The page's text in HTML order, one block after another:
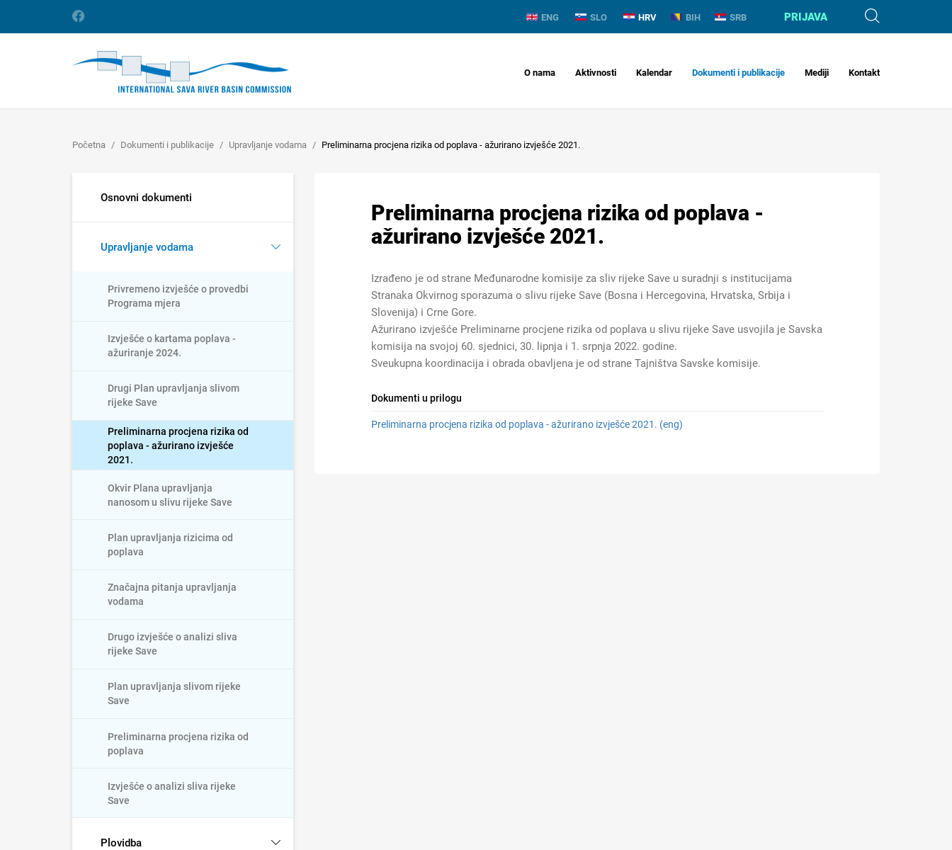
ENG SLO HRV BIH SRB PRIJAVA
O nama Aktivnosti Kalendar Dokumenti i publikacije Mediji Kontakt
Početna Dokumenti i publikacije Upravljanje vodama Preliminarna procjena rizika od poplava - ažurirano izvješće 2021.
Osnovni dokumenti
Upravljanje vodama
Privremeno izvješće o provedbi
Programa mjera
Izvješće o kartama poplava -
ažuriranje 2024.
Drugi Plan upravljanja slivom
rijeke Save
Preliminarna procjena rizika od
poplava - ažurirano izvješće
2021.
Okvir Plana upravljanja
nanosom u slivu rijeke Save
Plan upravljanja rizicima od
poplava
Značajna pitanja upravljanja
vodama
Drugo izvješće o analizi sliva
rijeke Save
Plan upravljanja slivom rijeke
Save
Preliminarna procjena rizika od
poplava
Izvješće o analizi sliva rijeke
Save
Plovidba
Preliminarna procjena rizika od poplava -
ažurirano izvješće 2021.
Izrađeno je od strane Međunarodne komisije za sliv rijeke Save u suradnji s institucijama
Stranаka Okvirnog sporazuma o slivu rijeke Save (Bosna i Hercegovina, Hrvatska, Srbija i
Slovenija) i Crne Gore.
Ažurirano izvješće Preliminarne procjene rizika od poplava u slivu rijeke Save usvojila je Savska
komisija na svojoj 60. sjednici, 30. lipnja i 1. srpnja 2022. godine.
Sveukupna koordinacija i obrada obavljena je od strane Tajništva Savske komisije.
Dokumenti u prilogu
Preliminarna procjena rizika od poplava - ažurirano izvješće 2021. (eng)